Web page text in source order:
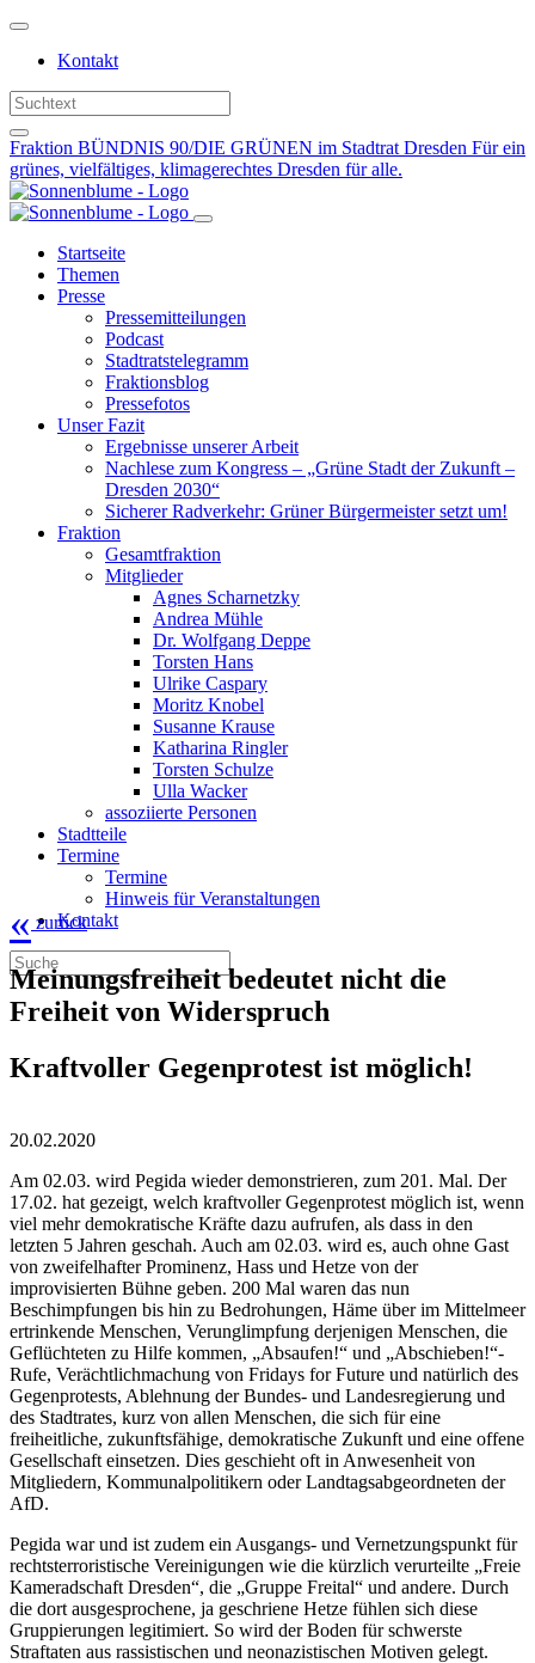
Weiter
Inhalt
Kontakt
Fraktion BÜNDNIS 90/DIE GRÜNEN im Stadtrat Dresden Für ein
grünes, vielfältiges, klimagerechtes Dresden für alle.
Startseite
Themen
Presse
Pressemitteilungen
Podcast
Stadtratstelegramm
Fraktionsblog
Pressefotos
Unser Fazit
Ergebnisse unserer Arbeit
Nachlese zum Kongress – „Grüne Stadt der Zukunft –
Dresden 2030“
Sicherer Radverkehr: Grüner Bürgermeister setzt um!
Fraktion
Gesamtfraktion
Mitglieder
Agnes Scharnetzky
Andrea Mühle
Dr. Wolfgang Deppe
Torsten Hans
Ulrike Caspary
Moritz Knobel
Susanne Krause
Katharina Ringler
Torsten Schulze
Ulla Wacker
assoziierte Personen
Stadtteile
Termine
Termine
Hinweis für Veranstaltungen
Kontakt
« zurück
Meinungsfreiheit bedeutet nicht die
Freiheit von Widerspruch
Kraftvoller Gegenprotest ist möglich!
20.02.2020
Am 02.03. wird Pegida wieder demonstrieren, zum 201. Mal. Der
17.02. hat gezeigt, welch kraftvoller Gegenprotest möglich ist, wenn
viel mehr demokratische Kräfte dazu aufrufen, als dass in den
letzten 5 Jahren geschah. Auch am 02.03. wird es, auch ohne Gast
von zweifelhafter Prominenz, Hass und Hetze von der
improvisierten Bühne geben. 200 Mal waren das nun
Beschimpfungen bis hin zu Bedrohungen, Häme über im Mittelmeer
ertrinkende Menschen, Verunglimpfung derjenigen Menschen, die
Geflüchteten zu Hilfe kommen, „Absaufen!“ und „Abschieben!“-
Rufe, Verächtlichmachung von Fridays for Future und natürlich des
Gegenprotests, Ablehnung der Bundes- und Landesregierung und
des Stadtrates, kurz von allen Menschen, die sich für eine
freiheitliche, zukunftsfähige, demokratische Zukunft und eine offene
Gesellschaft einsetzen. Dies geschieht oft in Anwesenheit von
Mitgliedern, Kommunalpolitikern oder Landtagsabgeordneten der
AfD.
Pegida war und ist zudem ein Ausgangs- und Vernetzungspunkt für
rechtsterroristische Vereinigungen wie die kürzlich verurteilte „Freie
Kameradschaft Dresden“, die „Gruppe Freital“ und andere. Durch
die dort ausgesprochene, ja geschriene Hetze fühlen sich diese
Gruppierungen legitimiert. So wird der Boden für schwerste
Straftaten aus rassistischen und neonazistischen Motiven gelegt.